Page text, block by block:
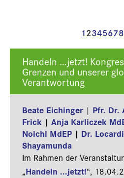
12345678
Handeln …jetzt!
Grenzen und unserer
Verantwortung
Beate Eichinger | Pfr. Dr.
Frick | Anja Karliczek
Noichl MdEP | Dr.
Shayamunda
Im Rahmen der
„Handeln ...jetzt!“,